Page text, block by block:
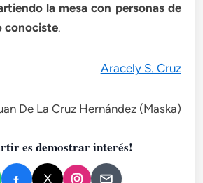
la mesa con personas de
conociste.
Aracely S. Cruz
De La Cruz Hernández (Maska)
es demostrar interés!